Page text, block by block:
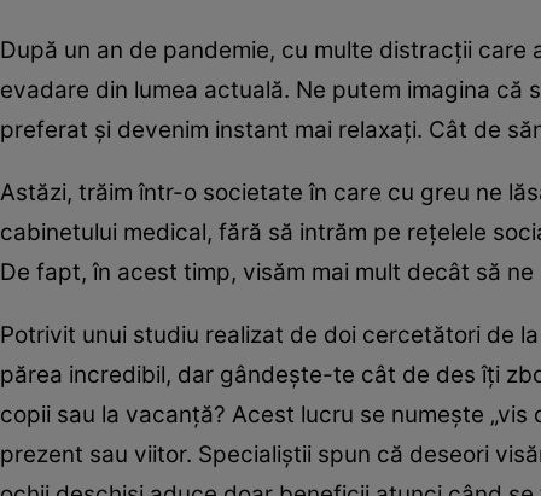
După un an de pandemie, cu multe distracţii
evadare din lumea actuală. Ne putem imagina
preferat şi devenim instant mai relaxaţi. Cât de
Astăzi, trăim într-o societate în care cu greu ne
cabinetului medical, fără să intrăm pe reţelele
De fapt, în acest timp, visăm mai mult decât să ne
Potrivit unui studiu realizat de doi cercetători de
părea incredibil, dar gândeşte-te cât de des îţi
copii sau la vacanţă? Acest lucru se numeşte
prezent sau viitor. Specialiştii spun că deseori